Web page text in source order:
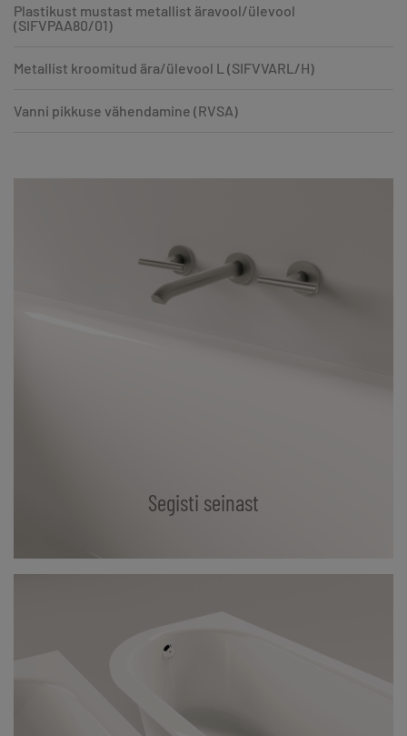
Plastikust mustast metallist äravool/ülevool
(SIFVPAA80/01)
Metallist kroomitud ära/ülevool L (SIFVVARL/H)
Vanni pikkuse vähendamine (RVSA)
Segisti seinast